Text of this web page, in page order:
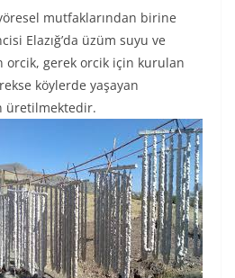
mutfaklarından birine
Elazığ’da üzüm suyu ve
orcik, gerek orcik için kurulan
köylerde yaşayan
üretilmektedir.